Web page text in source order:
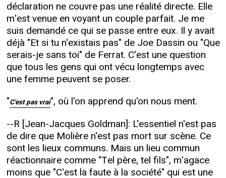
déclaration ne couvre pas une réalité directe. Elle
m'est venue en voyant un couple parfait. Je me
suis demandé ce qui se passe entre eux. Il y avait
déjà "Et si tu n'existais pas" de Joe Dassin ou "Que
serais-je sans toi" de Ferrat. C'est une question
que tous les gens qui ont vécu longtemps avec
une femme peuvent se poser.
"C'est pas vrai", où l'on apprend qu'on nous ment.
--R [Jean-Jacques Goldman]: L'essentiel n'est pas
de dire que Molière n'est pas mort sur scène. Ce
sont les lieux communs. Mais un lieu commun
réactionnaire comme "Tel père, tel fils", m'agace
moins que "C'est la faute à la société" qui est une